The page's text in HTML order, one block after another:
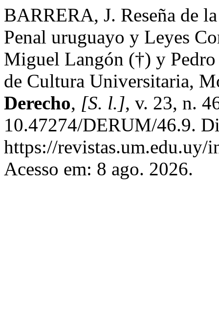
BARRERA, J. Reseña de
Penal uruguayo y Leyes
Miguel Langón (†) y
de Cultura Universitaria,
Derecho, [S. l.], v. 23, n.
10.47274/DERUM/46.9.
https://revistas.um.edu.uy/
Acesso em: 8 ago. 2026.